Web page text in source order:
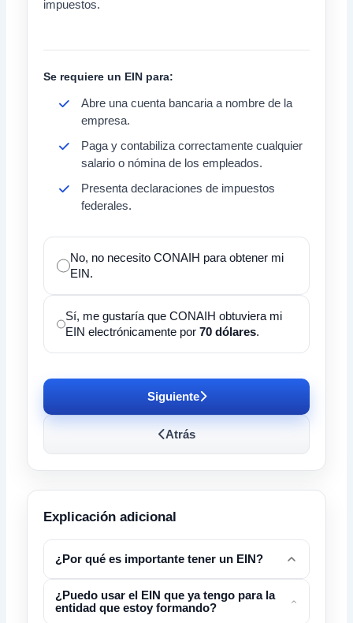
impuestos.
Se requiere un EIN para:
Abre una cuenta bancaria a nombre de la
empresa.
Paga y contabiliza correctamente cualquier
salario o nómina de los empleados.
Presenta declaraciones de impuestos
federales.
No, no necesito CONAIH para obtener mi
EIN.
Sí, me gustaría que CONAIH obtuviera mi
EIN electrónicamente por 70 dólares.
Atrás
Siguiente
Explicación adicional
¿Por qué es importante tener un EIN?
¿Puedo usar el EIN que ya tengo para la
entidad que estoy formando?